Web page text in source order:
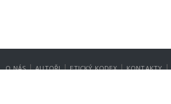
O NÁS | AUTOŘI | ETICKÝ KODEX | KONTAKTY |